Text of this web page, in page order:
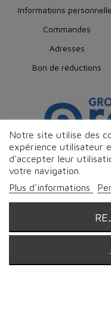
Informations
Commandes
Adresses
Bon de réductions
Notre site utilise des
expérience utilisateur
d'accepter leur
votre navigation.
Plus d'informations
© Proebo Alimentaire -